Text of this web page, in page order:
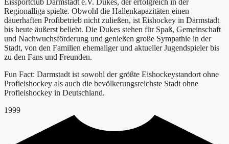
Eissportclub Darmstadt e.V. Dukes, der erfolgreich in der
Regionalliga spielte. Obwohl die Hallenkapazitäten einen
dauerhaften Profibetrieb nicht zuließen, ist Eishockey in Darmstadt
bis heute äußerst beliebt. Die Dukes stehen für Spaß, Gemeinschaft
und Nachwuchsförderung und genießen große Sympathie in der
Stadt, von den Familien ehemaliger und aktueller Jugendspieler bis
zu den Fans und Freunden.
Fun Fact: Darmstadt ist sowohl der größte Eishockeystandort ohne
Profieishockey als auch die bevölkerungsreichste Stadt ohne
Profieishockey in Deutschland.
1999